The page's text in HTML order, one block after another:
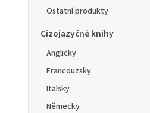
Ostatní produkty
Cizojazyčné knihy
Anglicky
Francouzsky
Italsky
Německy